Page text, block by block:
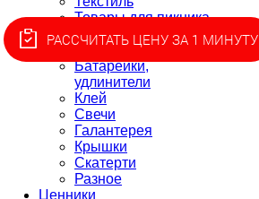
Товары для пикника
Товары для
приготовления
Батарейки,
удлинители
Клей
Свечи
Галантерея
Крышки
Скатерти
Разное
Ценники
РАССЧИТАТЬ ЦЕНУ ЗА 1 МИНУТУ